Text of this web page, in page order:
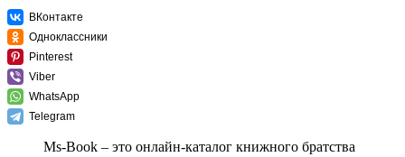
ВКонтакте
Одноклассники
Pinterest
Viber
WhatsApp
Telegram
Ms-Book – это онлайн-каталог книжного братства